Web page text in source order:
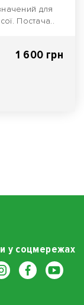
для
Постача..
1 600 грн
у соцмережах